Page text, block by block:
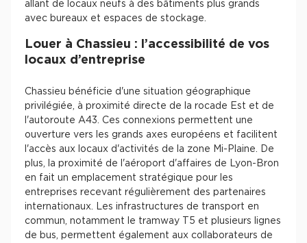
allant de locaux neufs à des bâtiments plus grands
avec bureaux et espaces de stockage.
Louer à Chassieu : l’accessibilité de vos
locaux d’entreprise
Chassieu bénéficie d'une situation géographique
privilégiée, à proximité directe de la rocade Est et de
l'autoroute A43. Ces connexions permettent une
ouverture vers les grands axes européens et facilitent
l'accès aux locaux d'activités de la zone Mi-Plaine. De
plus, la proximité de l'aéroport d'affaires de Lyon-Bron
en fait un emplacement stratégique pour les
entreprises recevant régulièrement des partenaires
internationaux. Les infrastructures de transport en
commun, notamment le tramway T5 et plusieurs lignes
de bus, permettent également aux collaborateurs de